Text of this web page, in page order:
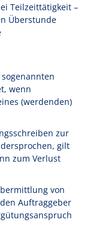
Teilzeittätigkeit –
Überstunde
wenn
(werdenden)
zur
gilt
zum Verlust
von
Auftraggeber